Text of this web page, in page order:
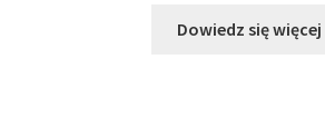
Dowiedz się więcej